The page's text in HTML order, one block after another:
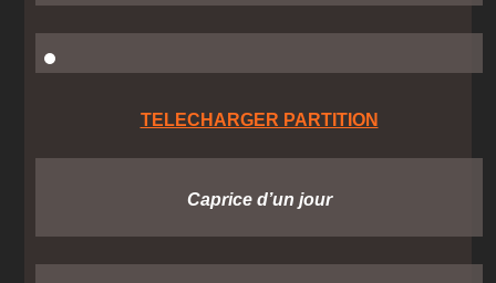
TELECHARGER PARTITION
Caprice d’un jour